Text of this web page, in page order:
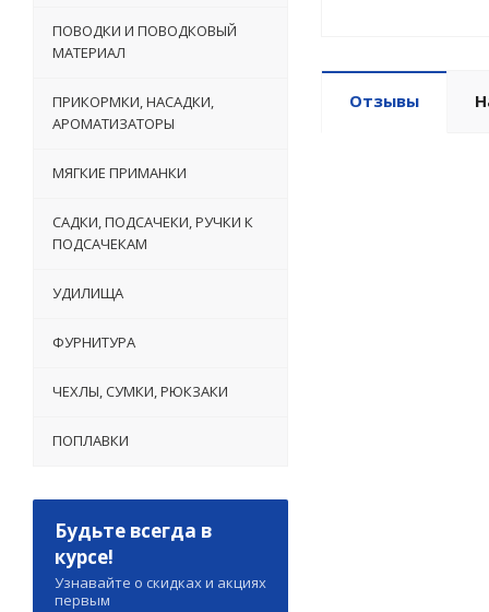
Отзывы
ПОВОДКИ И ПОВОДКОВЫЙ
МАТЕРИАЛ
ПРИКОРМКИ, НАСАДКИ,
АРОМАТИЗАТОРЫ
МЯГКИЕ ПРИМАНКИ
САДКИ, ПОДСАЧЕКИ, РУЧКИ К
ПОДСАЧЕКАМ
УДИЛИЩА
ФУРНИТУРА
ЧЕХЛЫ, СУМКИ, РЮКЗАКИ
ПОПЛАВКИ
Будьте всегда в
курсе!
Узнавайте о скидках и акциях
первым